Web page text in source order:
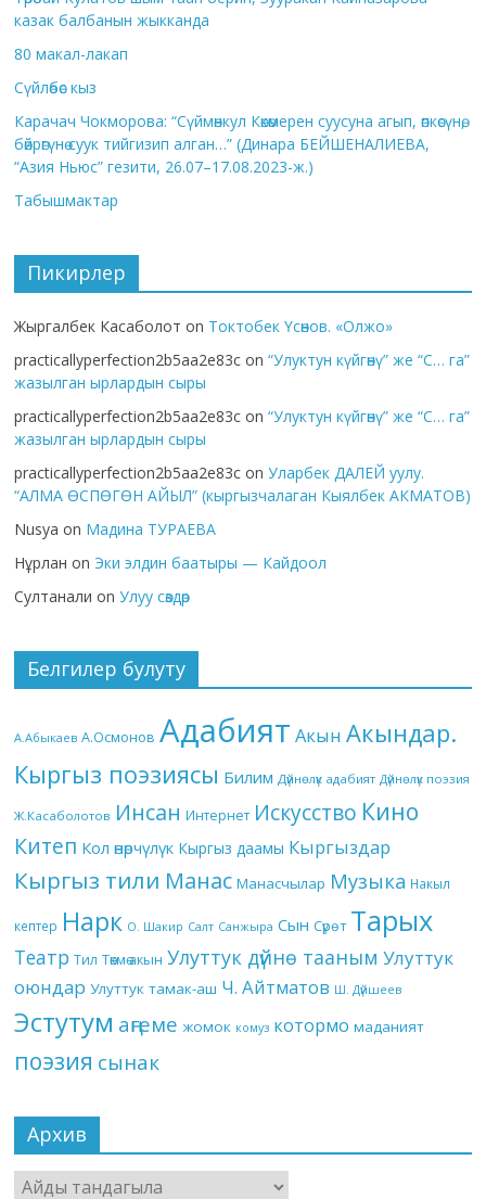
казак балбанын жыкканда
80 макал-лакап
Сүйлөбөс кыз
Карачач Чокморова: “Сүймөнкул Көкөмерен суусуна агып, өпкөсүнө,
бөйрөгүнө суук тийгизип алган…” (Динара БЕЙШЕНАЛИЕВА,
“Азия Ньюс” гезити, 26.07–17.08.2023-ж.)
Табышмактар
Пикирлер
Жыргалбек Касаболот on Токтобек Үсөнов. «Олжо»
practicallyperfection2b5aa2e83c on“Улуктун күйгөнү” же “С… га”
жазылган ырлардын сыры
practicallyperfection2b5aa2e83c on“Улуктун күйгөнү” же “С… га”
жазылган ырлардын сыры
practicallyperfection2b5aa2e83c onУларбек ДАЛЕЙ уулу.
“АЛМА ӨСПӨГӨН АЙЫЛ” (кыргызчалаган Кыялбек АКМАТОВ)
Nusya on Мадина ТУРАЕВА
Нұрлан on Эки элдин баатыры — Кайдоол
Султанали onУлуу сөздөр
Белгилер булуту
А.Абыкаев А.Осмонов Адабият Акын Акындар.
Кыргыз поэзиясы Билим Дүйнөлүк адабият Дүйнөлүк поэзия
Ж.Касаболотов Инсан Интернет Искусство Кино
Китеп Кол өнөрчүлүк Кыргыз даамы Кыргыздар
Кыргыз тили Манас Манасчылар Музыка Накыл
кептер Нарк О. Шакир Салт Санжыра Сын Сүрөт Тарых
Театр Тил Төкмө акын Улуттук дүйнө тааным Улуттук
оюндар Улуттук тамак-аш Ч. Айтматов Ш. Дүйшеев
Эстутум аңгеме жомок комуз котормо маданият
поэзия сынак
Архив
Архив